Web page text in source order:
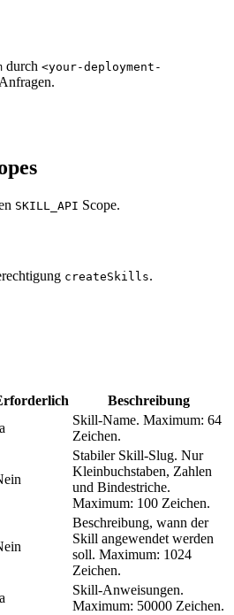
durch <your-deployment-
SKILL_API Scope.
createSkills.
Beschreibung
Skill-Name. Maximum: 64
Zeichen.
Stabiler Skill-Slug. Nur
Kleinbuchstaben, Zahlen
und Bindestriche.
Maximum: 100 Zeichen.
Beschreibung, wann der
Skill angewendet werden
soll. Maximum: 1024
Zeichen.
Skill-Anweisungen.
Maximum: 50000 Zeichen.